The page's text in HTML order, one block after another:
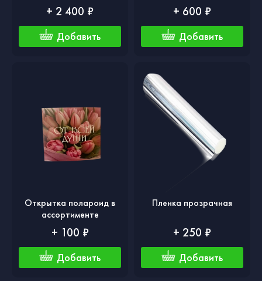
+ 2 400 ₽
Добавить
+ 600 ₽
Добавить
Открытка полароид в
ассортименте
+ 100 ₽
Добавить
Пленка прозрачная
+ 250 ₽
Добавить